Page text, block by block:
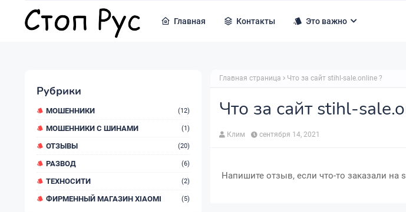
Главная Контакты Это важно
Рубрики
МОШЕННИКИ (12)
МОШЕННИКИ С ШИНАМИ (1)
ОТЗЫВЫ (20)
РАЗВОД (6)
ТЕХНОСИТИ (2)
ФИРМЕННЫЙ МАГАЗИН XIAOMI (5)
Главная страница Что за сайт stihl-sale.online ?
Что за сайт stihl-
Клим сентября 14, 2021
Напишите отзыв, если что-то заказали на